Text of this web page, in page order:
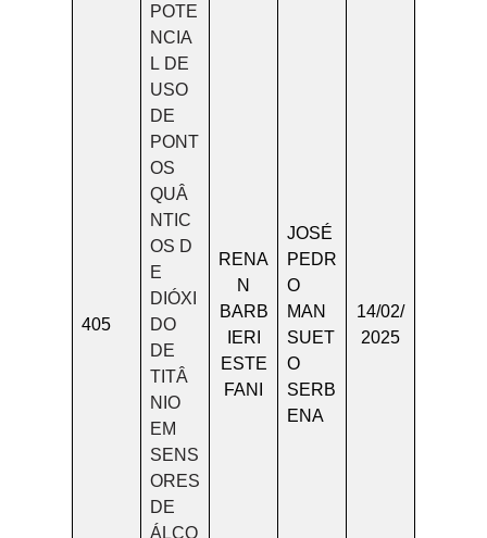
405
POTE
NCIA
L DE
USO
DE
PONT
OS
QUÂ
NTIC
OS D
E
DIÓXI
DO
DE
TITÂ
NIO
EM
SENS
ORES
DE
ÁLCO
RENA
N
BARB
IERI
ESTE
FANI
JOSÉ
PEDR
O
MAN
SUET
O
SERB
ENA
14/02/
2025